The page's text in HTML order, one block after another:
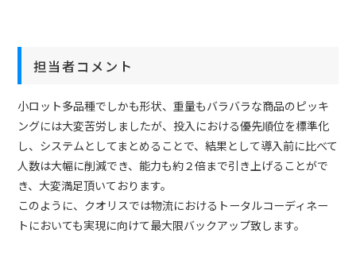
担当者コメント
小ロット多品種でしかも形状、重量もバラバラな商品のピッキ
ングには大変苦労しましたが、投入における優先順位を標準化
し、システムとしてまとめることで、結果として導入前に比べて
人数は大幅に削減でき、能力も約２倍まで引き上げることがで
き、大変満足頂いております。
このように、クオリスでは物流におけるトータルコーディネー
トにおいても実現に向けて最大限バックアップ致します。